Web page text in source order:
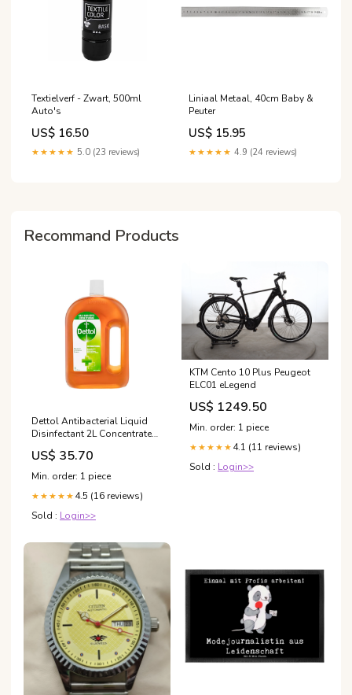
Textielverf - Zwart, 500ml
Auto's
US$ 16.50
★★★★★ 5.0 (23 reviews)
Liniaal Metaal, 40cm Baby &
Peuter
US$ 15.95
★★★★★ 4.9 (24 reviews)
Recommand Products
Dettol Antibacterial Liquid
Disinfectant 2L Concentrated
Surface Cleaner W15KG
US$ 35.70
Min. order: 1 piece
★★★★★ 4.5 (16 reviews)
Sold : Login>>
KTM Cento 10 Plus Peugeot
ELC01 eLegend
US$ 1249.50
Min. order: 1 piece
★★★★★ 4.1 (11 reviews)
Sold : Login>>